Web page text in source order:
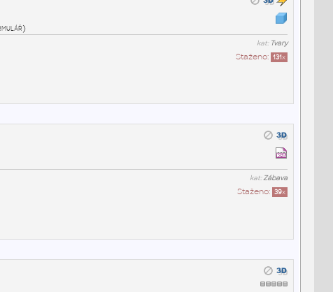
kat: Tvary
Staženo: 131x
kat:Zábava
Staženo: 39x